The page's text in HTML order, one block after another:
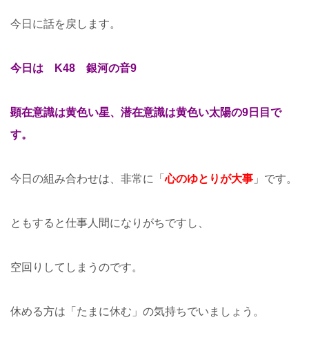
今日に話を戻します。
今日は K48 銀河の音9
顕在意識は黄色い星、潜在意識は黄色い太陽の9日目で
す。
今日の組み合わせは、非常に「心のゆとりが大事 」です。
ともすると仕事人間になりがちですし、
空回りしてしまうのです。
休める方は「たまに休む」の気持ちでいましょう。